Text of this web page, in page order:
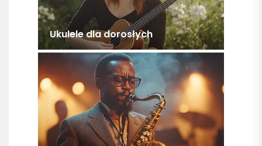
Ukulele dla dorosłych